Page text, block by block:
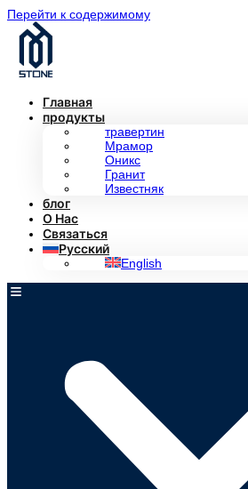
Перейти к содержимому
Главная
продукты
травертин
Мрамор
Оникс
Гранит
Известняк
блог
О Нас
Связаться
Русский
English